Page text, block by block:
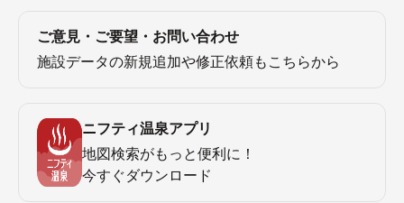
ご意見・ご要望・お問い合わせ
施設データの新規追加や修正依頼もこちらから
ニフティ温泉アプリ
地図検索がもっと便利に！
今すぐダウンロード